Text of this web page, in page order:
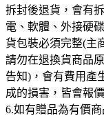
拆封後退貨，會有
電、軟體、外接硬
貨包裝必須完整(主
請勿在退換貨商品
告知)，會有費用產
成的損害，皆會報
6.如有贈品為有價